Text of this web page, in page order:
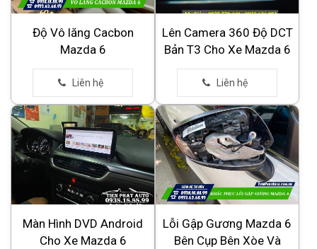
Độ Vô lăng Cacbon
Mazda 6
Lên Camera 360 Độ DCT
Bản T3 Cho Xe Mazda 6
Màn Hình DVD Android
Cho Xe Mazda 6
Lỗi Gập Gương Mazda 6
Bên Cụp Bên Xòe Và